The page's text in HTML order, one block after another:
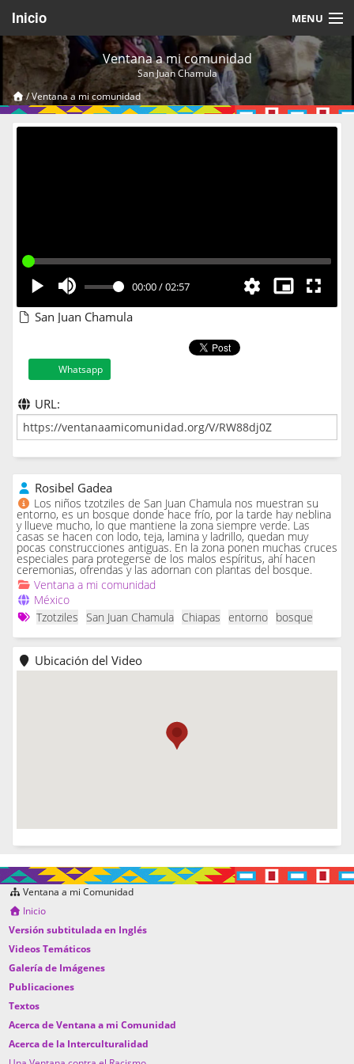
Inicio MENU
Acerca de
Videos Temáticos
Cerrar Sesión
Ventana a mi comunidad
San Juan Chamula
/Ventana a mi comunidad
00:00/02:57
San Juan Chamula
Whatsapp
URL:
Rosibel Gadea
Los niños tzotziles de San Juan Chamula nos muestran su
entorno, es un bosque donde hace frío, por la tarde hay neblina
y llueve mucho, lo que mantiene la zona siempre verde. Las
casas se hacen con lodo, teja, lamina y ladrillo, quedan muy
pocas construcciones antiguas. En la zona ponen muchas cruces
especiales para protegerse de los malos espíritus, ahí hacen
ceremonias, ofrendas y las adornan con plantas del bosque.
Ventana a mi comunidad
México
Tzotziles
San Juan Chamula Chiapas entorno bosque
Ubicación del Video
Ventana a mi Comunidad
Inicio
Versión subtitulada en Inglés
Videos Temáticos
Galería de Imágenes
Publicaciones
Textos
Acerca de Ventana a mi Comunidad
Acerca de la Interculturalidad